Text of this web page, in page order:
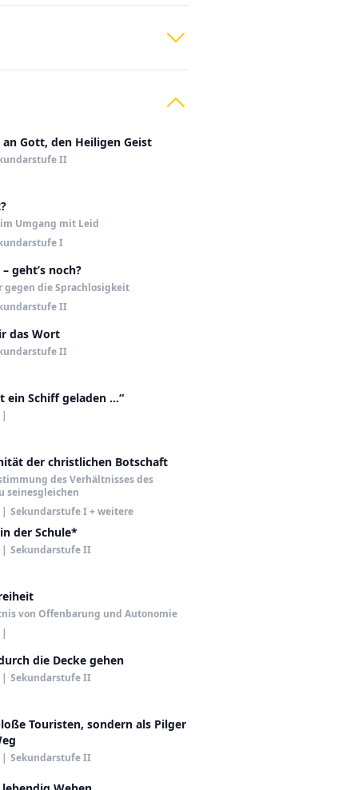
Gott, den Heiligen Geist
II
Umgang mit Leid
I
geht’s noch?
gegen die Sprachlosigkeit
II
das Wort
II
ein Schiff geladen ...“
|
der christlichen Botschaft
des Verhältnisses des
seinesgleichen
| Sekundarstufe I + weitere
der Schule*
| Sekundarstufe II
von Offenbarung und Autonomie
|
die Decke gehen
| Sekundarstufe II
Touristen, sondern als Pilger
| Sekundarstufe II